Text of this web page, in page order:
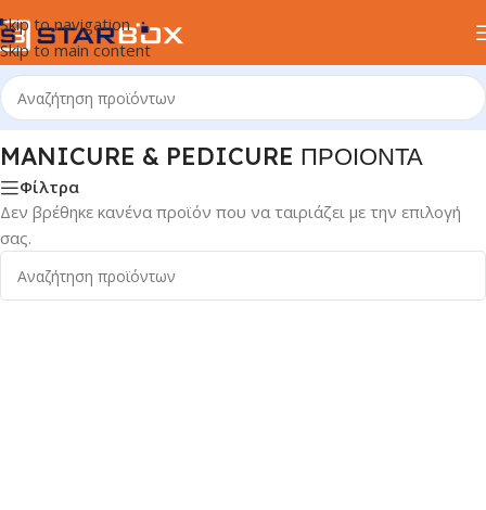
Skip to navigation
Skip to main content
/ΠΡΟΣΩΠΙΚΗ ΦΡΟΝΤΙΔΑ/MANICURE & PEDICURE ΠΡΟΙΟΝΤΑ
MANICURE & PEDICURE ΠΡΟΙΟΝΤΑ
Φίλτρα
Δεν βρέθηκε κανένα προϊόν που να ταιριάζει με την επιλογή
σας.